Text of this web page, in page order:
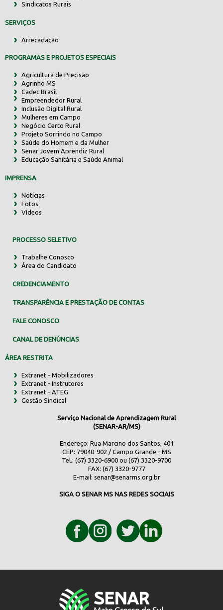
Sindicatos Rurais
SERVIÇOS
Arrecadação
PROGRAMAS E PROJETOS ESPECIAIS
Agricultura de Precisão
Agrinho MS
Cadec Brasil
Empreendedor Rural
Inclusão Digital Rural
Mulheres em Campo
Negócio Certo Rural
Projeto Sorrindo no Campo
Saúde do Homem e da Mulher
Senar Jovem Aprendiz Rural
Educação Sanitária e Saúde Animal
IMPRENSA
Notícias
Fotos
Vídeos
PROCESSO SELETIVO
Trabalhe Conosco
Área do Candidato
CREDENCIAMENTO
TRANSPARÊNCIA E PRESTAÇÃO DE CONTAS
FALE CONOSCO
CANAL DE DENÚNCIAS
ÁREA RESTRITA
Extranet - Mobilizadores
Extranet - Instrutores
Extranet - ATEG
Gestão Sindical
Serviço Nacional de Aprendizagem Rural
(SENAR-AR/MS)
Endereço: Rua Marcino dos Santos, 401
CEP: 79040-902 / Campo Grande - MS
Tel.: (67) 3320-6900 ou (67) 3320-9700
FAX: (67) 3320-9777
E-mail: senar@senarms.org.br
SIGA O SENAR MS NAS REDES SOCIAIS